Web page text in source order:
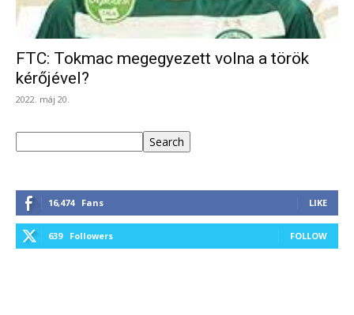
FTC: Tokmac megegyezett volna a török
kérőjével?
2022. máj 20.
Search
16,474 Fans LIKE
639 Followers FOLLOW